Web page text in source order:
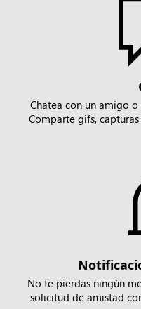
Chatea con un amigo
Comparte gifs,
No te pierdas ningún
solicitud de amistad